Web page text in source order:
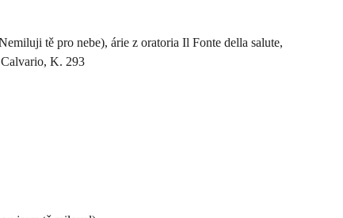
tě pro nebe), árie z oratoria Il Fonte della salute,
K. 293